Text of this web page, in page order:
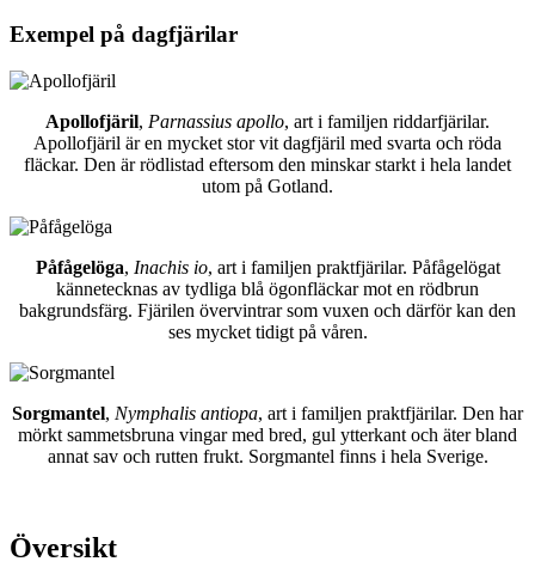
Exempel på dagfjärilar
Apollofjäril, Parnassius apollo, art i familjen riddarfjärilar.
Apollofjäril är en mycket stor vit dagfjäril med svarta och röda
fläckar. Den är rödlistad eftersom den minskar starkt i hela landet
utom på Gotland.
Påfågelöga, Inachis io, art i familjen praktfjärilar. Påfågelögat
kännetecknas av tydliga blå ögonfläckar mot en rödbrun
bakgrundsfärg. Fjärilen övervintrar som vuxen och därför kan den
ses mycket tidigt på våren.
Sorgmantel, Nymphalis antiopa, art i familjen praktfjärilar. Den har
mörkt sammetsbruna vingar med bred, gul ytterkant och äter bland
annat sav och rutten frukt. Sorgmantel finns i hela Sverige.
Översikt